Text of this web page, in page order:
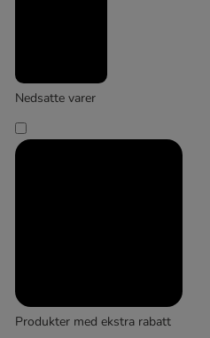
Briantos
Caniland
Greenies
Greenwoods
Nedsatte varer
Produkter med ekstra rabatt